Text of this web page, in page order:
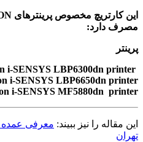
مصرف دارد:
پرینتر
i-SENSYS LBP6650dn printer
i-SENSYS MF5880dn printer
این مقاله را نیز ببیند: معرفی عمده
تهران